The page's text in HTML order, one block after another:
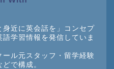
近に英会話を」コンセプ
学習情報を発信していま
ル元スタッフ・留学経験
で構成。